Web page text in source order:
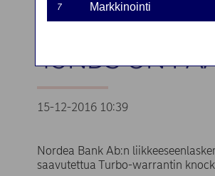
45NDS ON
15-12-2016 10:39
Nordea Bank Ab:n
saavutettua Turbo-warrantin
7 Markkinointi